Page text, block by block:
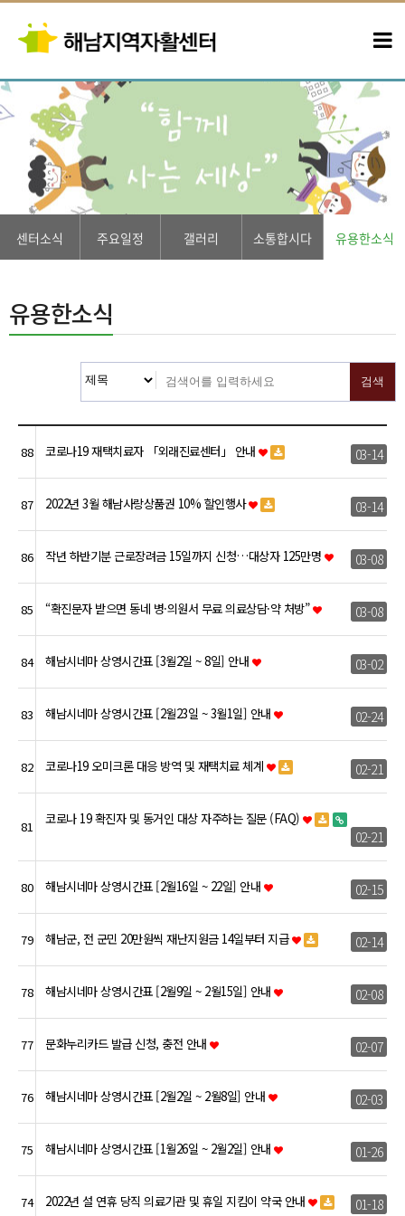
센터소식 주요일정 갤러리 소통합시다 유용한소식
유용한소식
검색
88 코로나19 재택치료자 「외래진료센터」 안내 03-14
87 2022년 3월 해남사랑상품권 10% 할인행사 03-14
86 작년 하반기분 근로장려금 15일까지 신청…대상자 125만명 03-08
85 “확진문자 받으면 동네 병·의원서 무료 의료상담·약 처방” 03-08
84 해남시네마 상영시간표 [3월2일 ~ 8일] 안내 03-02
83 해남시네마 상영시간표 [2월23일 ~ 3월1일] 안내 02-24
82 코로나19 오미크론 대응 방역 및 재택치료 체계 02-21
81 코로나 19 확진자 및 동거인 대상 자주하는 질문 (FAQ)
02-21
80 해남시네마 상영시간표 [2월16일 ~ 22일] 안내 02-15
79 해남군, 전 군민 20만원씩 재난지원금 14일부터 지급 02-14
78 해남시네마 상영시간표 [2월9일 ~ 2월15일] 안내 02-08
77 문화누리카드 발급 신청, 충전 안내 02-07
76 해남시네마 상영시간표 [2월2일 ~ 2월8일] 안내 02-03
75 해남시네마 상영시간표 [1월26일 ~ 2월2일] 안내 01-26
74 2022년 설 연휴 당직 의료기관 및 휴일 지킴이 약국 안내 01-18